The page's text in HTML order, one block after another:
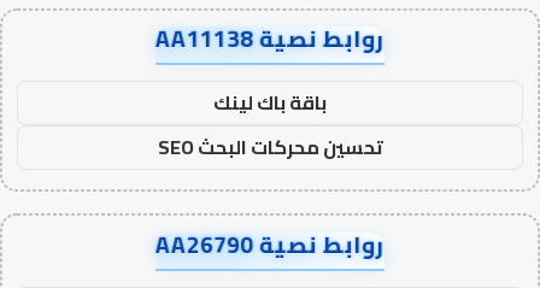
روابط نصية AA11138
باقة باك لينك
تحسين محركات البحث SEO
روابط نصية AA26790